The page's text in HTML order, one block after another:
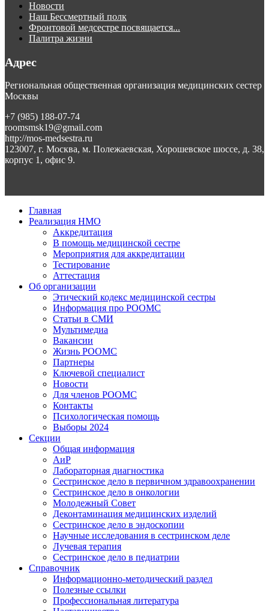
Новости
Наш Бессмертный полк
Фронтовой медсестре посвящается...
Палитра жизни
Адрес
Региональная общественная организация медицинских сестер
Москвы
+7 (985) 188-07-74
roomsmsk19@gmail.com
http://mos-medsestra.ru
123007, г. Москва, м. Полежаевская, Хорошевское шоссе, д. 38,
корпус 1, офис 9.
Главная
Реализация НМО
Аккредитация
В помощь медицинской сестре
Мероприятия для аккредитации
Тестирование
Аттестация
Об организации
Этический кодекс медицинской сестры
Информация про РООМС
Статьи в СМИ
Мультимедиа
Вакансии
Жизнь РООМС
Партнеры
Ключевой специалист
Новости
Для членов РООМС
Контакты
Психологическая помощь
Выборы 2024
Секции
Общая информация
АиР
Лабораторная диагностика
Сестринское дело в первичном здравоохранении
Сестринское дело в онкологии
Молодежный Совет
Деконтаминация медицинских изделий
Сестринское дело в эндоскопии
Научные исследования в сестринском деле
Лучевая терапия
Сестринское дело в педиатрии
Справочник
Информационно-методический раздел
Полезные ссылки
Профессиональная литература